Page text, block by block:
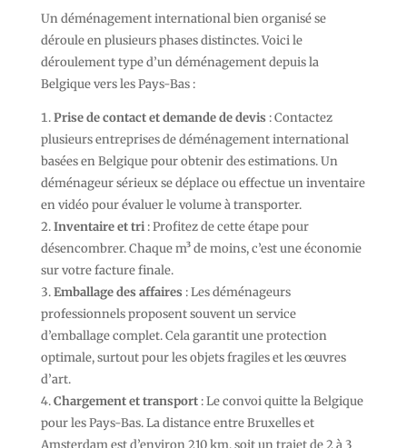
Un déménagement international bien organisé se
déroule en plusieurs phases distinctes. Voici le
déroulement type d’un déménagement depuis la
Belgique vers les Pays-Bas :
Prise de contact et demande de devis : Contactez
plusieurs entreprises de déménagement international
basées en Belgique pour obtenir des estimations. Un
déménageur sérieux se déplace ou effectue un inventaire
en vidéo pour évaluer le volume à transporter.
Inventaire et tri: Profitez de cette étape pour
désencombrer. Chaque m³ de moins, c’est une économie
sur votre facture finale.
Emballage des affaires : Les déménageurs
professionnels proposent souvent un service
d’emballage complet. Cela garantit une protection
optimale, surtout pour les objets fragiles et les œuvres
d’art.
Chargement et transport: Le convoi quitte la Belgique
pour les Pays-Bas. La distance entre Bruxelles et